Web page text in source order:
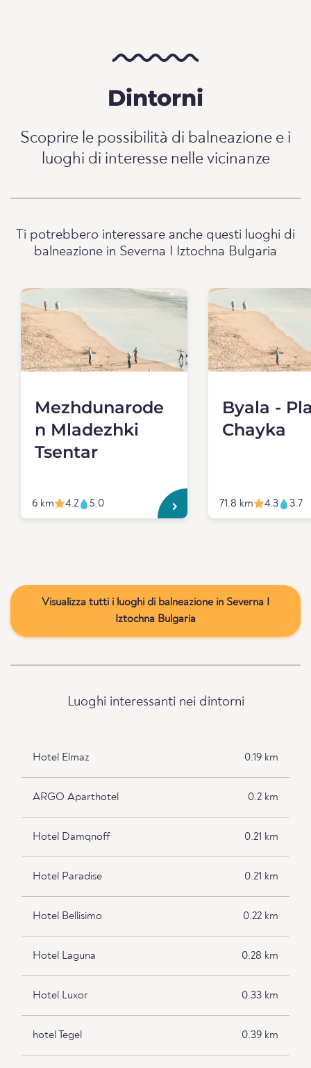
Dintorni
Scoprire le possibilità di balneazione e i
luoghi di interesse nelle vicinanze
Ti potrebbero interessare anche questi luoghi di
balneazione in Severna I Iztochna Bulgaria
Mezhdunarode
n Mladezhki
Tsentar
6 km 4.2 5.0
Byala -
Chayka
71.8 km 4.3 3.7
Visualizza tutti i luoghi di balneazione in Severna I
Iztochna Bulgaria
Luoghi interessanti nei dintorni
Hotel Elmaz 0.19 km
ARGO Aparthotel 0.2 km
Hotel Damqnoff 0.21 km
Hotel Paradise 0.21 km
Hotel Bellisimo 0.22 km
Hotel Laguna 0.28 km
Hotel Luxor 0.33 km
hotel Tegel 0.39 km